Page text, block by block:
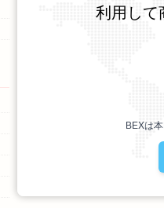
利用して
BEXは